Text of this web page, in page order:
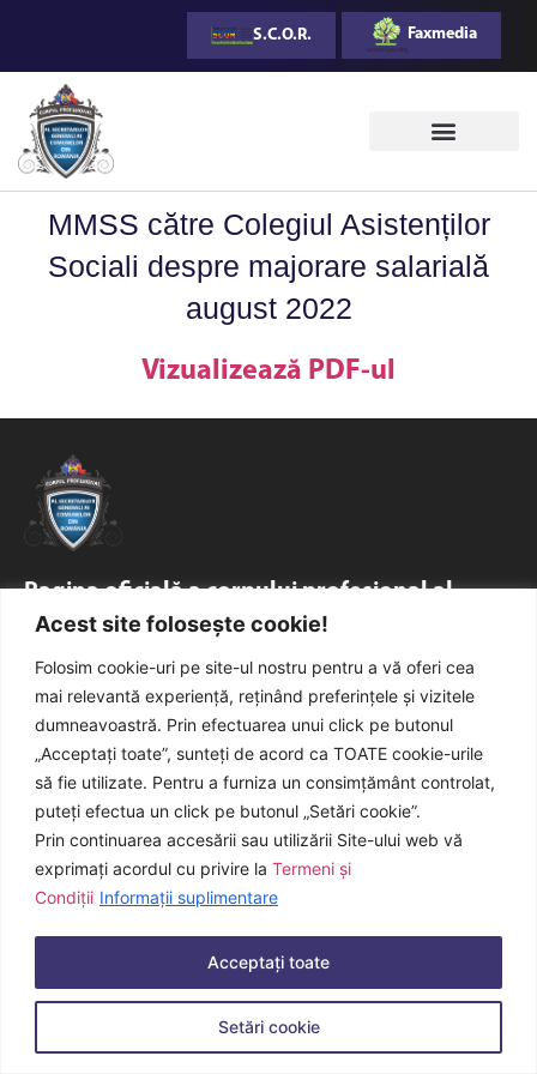
Acest site folosește cookie!
Folosim cookie-uri pe site-ul nostru pentru a vă oferi cea
mai relevantă experiență, reținând preferințele și vizitele
dumneavoastră. Prin efectuarea unui click pe butonul
„Acceptați toate”, sunteți de acord ca TOATE cookie-urile
să fie utilizate. Pentru a furniza un consimțământ controlat,
puteți efectua un click pe butonul „Setări cookie”.
Prin continuarea accesării sau utilizării Site-ului web vă
exprimați acordul cu privire la Termeni și
Condiții Informații suplimentare
Setări cookie
Acceptați toate
S.C.O.R. Faxmedia
MMSS către Colegiul Asistenților
Sociali despre majorare salarială
august 2022
Vizualizează PDF-ul
Pagina oficială a corpului profesional al
secretarilor generali ai comunelor din
România
Toată activitatea beneficiază de sprijinul
Secretariatului
General Faxmedia.
© 2021-2026, Faxmedia. Toate drepturile rezervate.